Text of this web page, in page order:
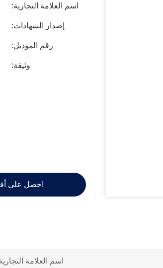
اسم العلامة التجارية:
إصدار الشهادات:
رقم الموديل:
وثيقة:
احصل على
اسم العلامة